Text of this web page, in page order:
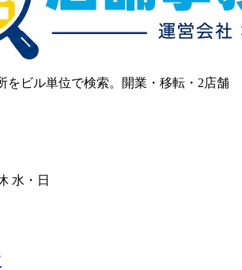
をビル単位で検索。開業・移転・2店舗
水・日